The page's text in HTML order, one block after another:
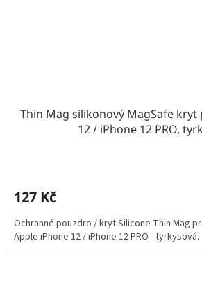
Thin Mag silikonový MagSafe kryt
12 / iPhone 12 PRO,
127 Kč
Ochranné pouzdro / kryt Silicone Thin Mag
Apple iPhone 12 / iPhone 12 PRO - tyrkysová.